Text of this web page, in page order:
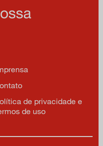
de privacidade e
de uso